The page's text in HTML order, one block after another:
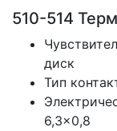
510-514
диск
Тип
6,3x0,8